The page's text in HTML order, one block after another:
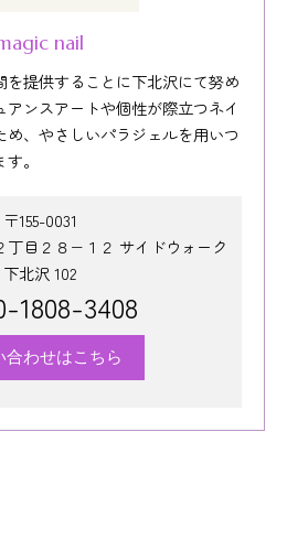
nail
提供することに下北沢にて努め
ンスアートや個性が際立つネイ
、やさしいパラジェルを用いつ
。
〒155-0031
丁目２８−１２ サイドウォーク
下北沢 102
1808-3408
合わせはこちら